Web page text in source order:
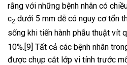
rằng với những bệnh nhân có
c2 dưới 5 mm dễ có nguy cơ tổn
sống khi tiến hành phẫu thuật vít
10%.[9] Tất cả các bệnh nhân
được chụp cắt lớp vi tính trước